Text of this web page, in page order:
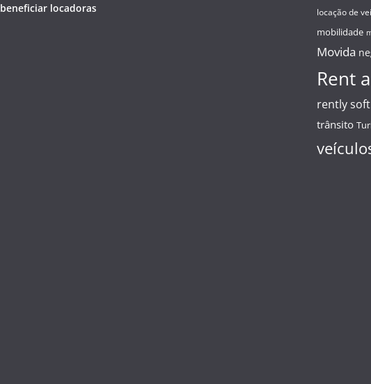
beneficiar locadoras
locação de
mobilidade
Movida
Rent
rently soft
trânsito